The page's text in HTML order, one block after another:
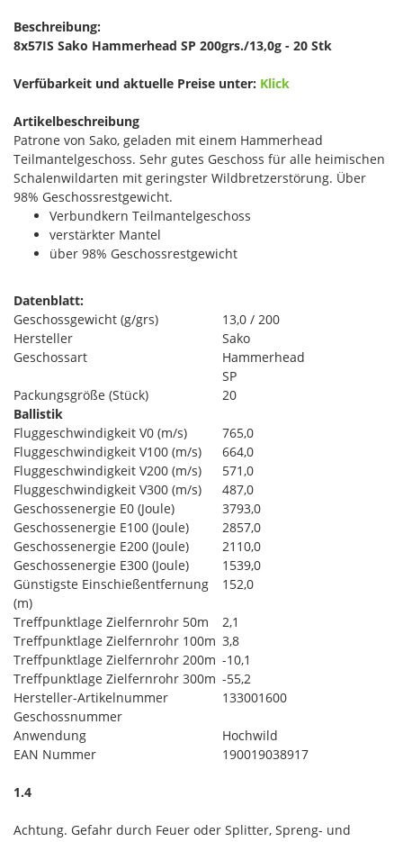
Beschreibung:
8x57IS Sako Hammerhead SP 200grs./13,0g - 20 Stk
Verfübarkeit und aktuelle Preise unter: Klick
Artikelbeschreibung
Patrone von Sako, geladen mit einem Hammerhead
Teilmantelgeschoss. Sehr gutes Geschoss für alle heimischen
Schalenwildarten mit geringster Wildbretzerstörung. Über
98% Geschossrestgewicht.
Verbundkern Teilmantelgeschoss
verstärkter Mantel
über 98% Geschossrestgewicht
Datenblatt:
Geschossgewicht (g/grs)
13,0 / 200
Hersteller
Sako
Geschossart
Hammerhead
SP
Packungsgröße (Stück)
20
Ballistik
Fluggeschwindigkeit V0 (m/s)
765,0
Fluggeschwindigkeit V100 (m/s)
664,0
Fluggeschwindigkeit V200 (m/s)
571,0
Fluggeschwindigkeit V300 (m/s)
487,0
Geschossenergie E0 (Joule)
3793,0
Geschossenergie E100 (Joule)
2857,0
Geschossenergie E200 (Joule)
2110,0
Geschossenergie E300 (Joule)
1539,0
Günstigste Einschießentfernung
(m)
152,0
Treffpunktlage Zielfernrohr 50m
2,1
Treffpunktlage Zielfernrohr 100m 3,8
Treffpunktlage Zielfernrohr 200m -10,1
Treffpunktlage Zielfernrohr 300m -55,2
Hersteller-Artikelnummer
133001600
Geschossnummer
Anwendung
Hochwild
EAN Nummer
190019038917
1.4
Achtung. Gefahr durch Feuer oder Splitter, Spreng- und